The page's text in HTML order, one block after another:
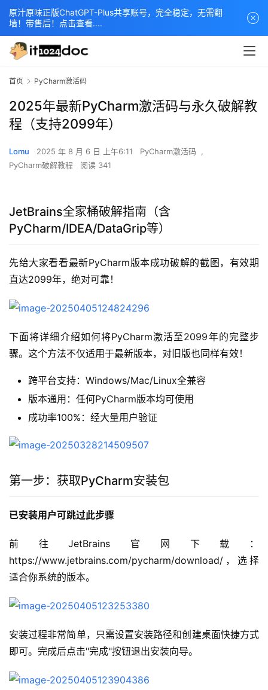
首页 PyCharm激活码
2025年最新PyCharm激活码与永久破解教
程（支持2099年）
Lomu 2025 年 8 月 6 日 上午6:11 PyCharm激活码
,
PyCharm破解教程
阅读 341
JetBrains全家桶破解指南（含
PyCharm/IDEA/DataGrip等）
先给大家看看最新PyCharm版本成功破解的截图，有效期
直达2099年，绝对可靠！
下面将详细介绍如何将PyCharm激活至2099年的完整步
骤。这个方法不仅适用于最新版本，对旧版也同样有效！
跨平台支持：Windows/Mac/Linux全兼容
版本通用：任何PyCharm版本均可使用
成功率100%：经大量用户验证
第一步：获取PyCharm安装包
已安装用户可跳过此步骤
前往JetBrains官网下载：
https://www.jetbrains.com/pycharm/download/，选择
适合你系统的版本。
安装过程非常简单，只需设置安装路径和创建桌面快捷方式
即可。完成后点击"完成"按钮退出安装向导。
原汁原味正版ChatGPT-Plus共享账号，完全稳定，无需翻
墙！带售后！点击查看....